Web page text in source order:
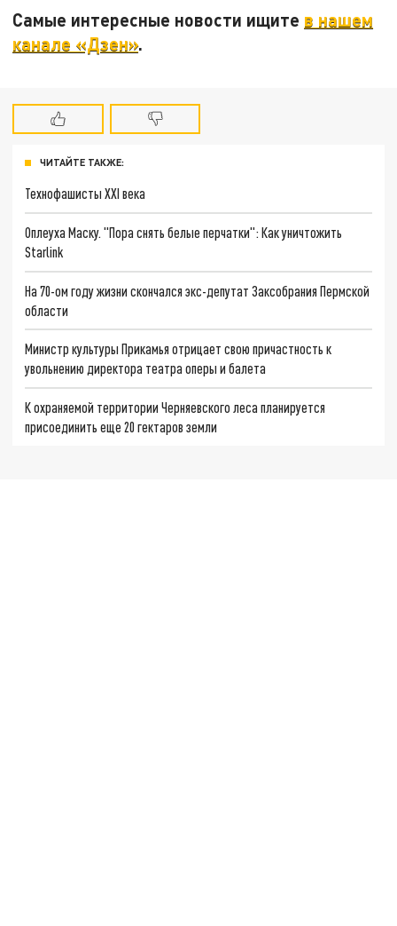
Самые интересные новости ищите в нашем
канале «Дзен».
ЧИТАЙТЕ ТАКЖЕ:
Технофашисты XXI века
Оплеуха Маску. "Пора снять белые перчатки": Как уничтожить
Starlink
На 70-ом году жизни скончался экс-депутат Заксобрания Пермской
области
Министр культуры Прикамья отрицает свою причастность к
увольнению директора театра оперы и балета
К охраняемой территории Черняевского леса планируется
присоединить еще 20 гектаров земли